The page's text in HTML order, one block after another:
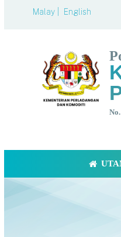
Malay | English